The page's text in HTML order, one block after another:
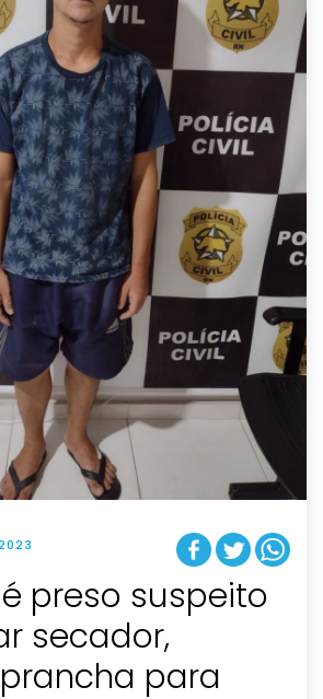
preso suspeito
secador,
para